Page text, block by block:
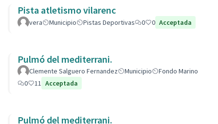
Pista atletismo vilarenc
vera Municipio Pistas Deportivas 0 0 Acceptada
Pulmó del mediterrani.
Clemente Salguero Fernandez Municipio
Fondo Marino
0
11 Acceptada
Pulmó del mediterrani.